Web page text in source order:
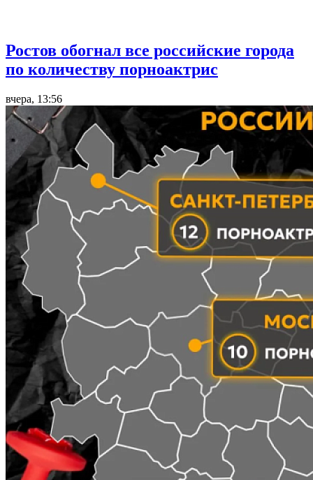
Ростов обогнал все российские города
по количеству порноактрис
вчера, 13:56